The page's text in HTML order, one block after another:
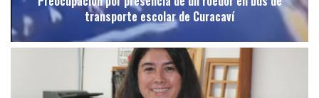
transporte escolar de Curacaví